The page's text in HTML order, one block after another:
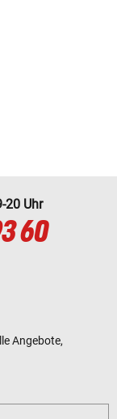
20 Uhr
60
Angebote,